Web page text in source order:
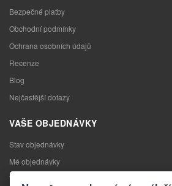
Bezpečné platby
Obchodní podmínky
Ochrana osobních údajů
Recenze
Blog
Nejčastější dotazy
VAŠE OBJEDNÁVKY
Stav objednávky
Mé objednávky
Výměna zboží